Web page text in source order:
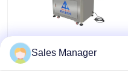
Full Auto Kosmetische
Creme Füllmaschine
Für Shampoo
Sales Manager